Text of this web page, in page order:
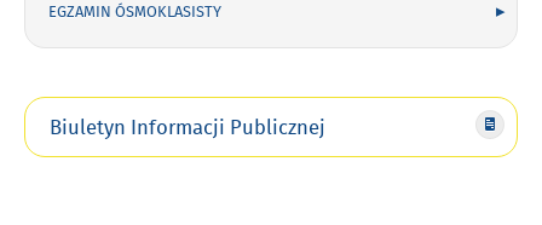
EGZAMIN ÓSMOKLASISTY
Biuletyn Informacji Publicznej